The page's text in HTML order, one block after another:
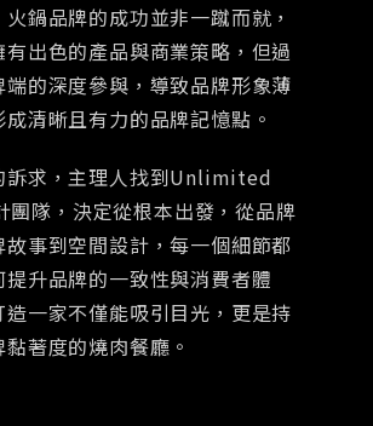
鍋品牌的成功並非一蹴而就，
出色的產品與商業策略，但過
的深度參與，導致品牌形象薄
清晰且有力的品牌記憶點。
訴求，主理人找到Unlimited
團隊，決定從根本出發，從品牌
故事到空間設計，每一個細節都
提升品牌的一致性與消費者體
一家不僅能吸引目光，更是持
著度的燒肉餐廳。